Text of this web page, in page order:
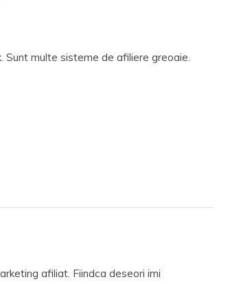
multe sisteme de afiliere greoaie.
afiliat. Fiindca deseori imi